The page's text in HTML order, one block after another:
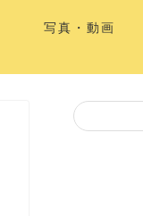
写真・動画